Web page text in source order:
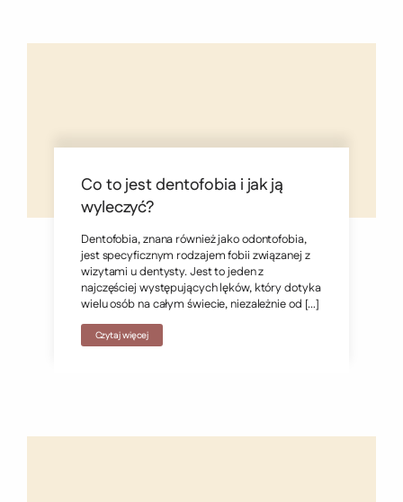
Co to jest dentofobia i jak ją
wyleczyć?
Dentofobia, znana również jako odontofobia,
jest specyficznym rodzajem fobii związanej z
wizytami u dentysty. Jest to jeden z
najczęściej występujących lęków, który dotyka
wielu osób na całym świecie, niezależnie od […]
Czytaj więcej